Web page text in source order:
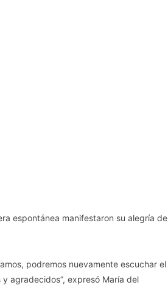
espontánea manifestaron su alegría de
podremos nuevamente escuchar el
agradecidos”, expresó María del